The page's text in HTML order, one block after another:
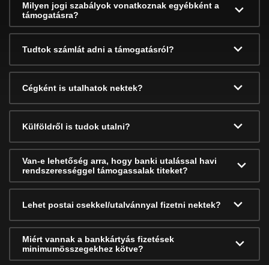
Milyen jogi szabályok vonatkoznak egyébként a
támogatásra?
Tudtok számlát adni a támogatásról?
Cégként is utalhatok nektek?
Külföldről is tudok utalni?
Van-e lehetőség arra, hogy banki utalással havi
rendszerességgel támogassalak titeket?
Lehet postai csekkel/utalvánnyal fizetni nektek?
Miért vannak a bankkártyás fizetések
minimumösszegekhez kötve?